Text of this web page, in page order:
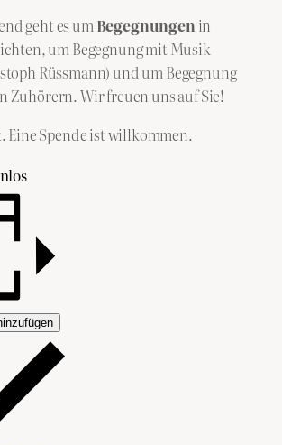
geht es umBegegnungen in
um Begegnung mit Musik
Rüssmann) und um Begegnung
Zuhörern. Wir freuen uns auf Sie!
Spende ist willkommen.